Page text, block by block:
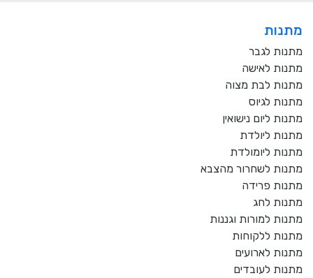
מתנות
מתנות לגבר
מתנות לאישה
מתנות לבת מצוה
מתנות לגיוס
מתנות ליום נישואין
מתנות ליולדת
מתנות ליומולדת
מתנות לשחרור מהצבא
מתנות פרידה
מתנות לחג
מתנות למורות וגננות
מתנות ללקוחות
מתנות לארועים
מתנות לעובדים